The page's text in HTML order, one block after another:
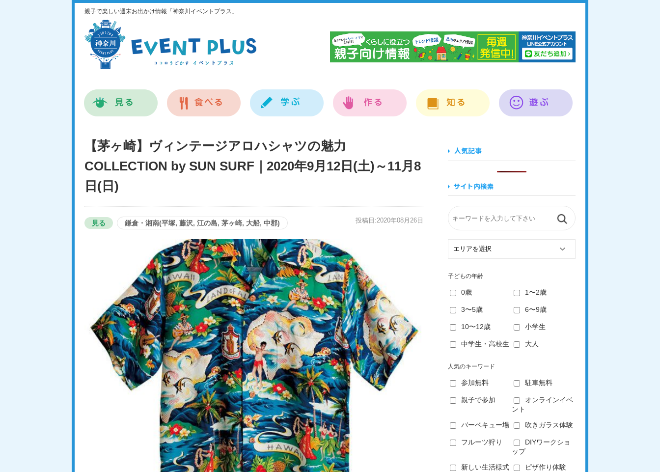
親子で楽しい週末お出かけ情報「神奈川イベントプラス」
【茅ヶ崎】ヴィンテージアロハシャツの魅力
COLLECTION by SUN SURF｜2020年9月12日(土)～11月8
日(日)
見る 鎌倉・湘南(平塚, 藤沢, 江の島, 茅ヶ崎, 大船, 中郡) 投稿日:2020年08月26日
子どもの年齢
0歳 1〜2歳
3〜5歳 6〜9歳
10〜12歳 小学生
中学生・高校生 大人
人気のキーワード
参加無料 駐車無料
親子で参加
オンラインイベ
ント
バーベキュー場 吹きガラス体験
フルーツ狩り
DIYワークショ
ップ
新しい生活様式 ピザ作り体験